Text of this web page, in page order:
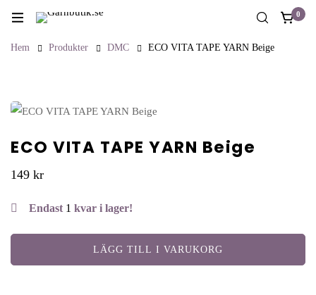
0
Hem Produkter DMC ECO VITA TAPE YARN Beige
ECO VITA TAPE YARN Beige
149 kr
Endast 1 kvar i lager!
LÄGG TILL I VARUKORG